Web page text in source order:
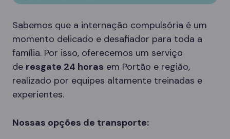
Sabemos que a internação compulsória é um
momento delicado e desafiador para toda a
família. Por isso, oferecemos um serviço
de resgate 24 horas em Portão e região,
realizado por equipes altamente treinadas e
experientes.
Nossas opções de transporte: